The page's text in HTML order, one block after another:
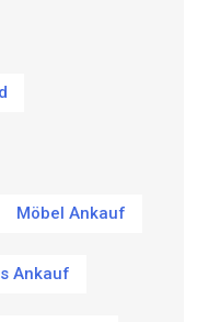
Möbel Ankauf
Ankauf